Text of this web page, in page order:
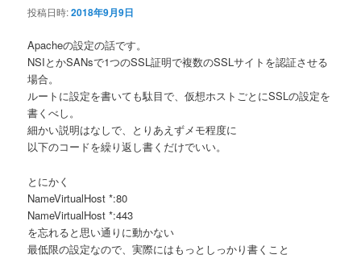
投稿日時:2018年9月9日
Apacheの設定の話です。
NSIとかSANsで1つのSSL証明で複数のSSLサイトを認証させる
場合。
ルートに設定を書いても駄目で、仮想ホストごとにSSLの設定を
書くべし。
細かい説明はなしで、とりあえずメモ程度に
以下のコードを繰り返し書くだけでいい。
とにかく
NameVirtualHost *:80
NameVirtualHost *:443
を忘れると思い通りに動かない
最低限の設定なので、実際にはもっとしっかり書くこと